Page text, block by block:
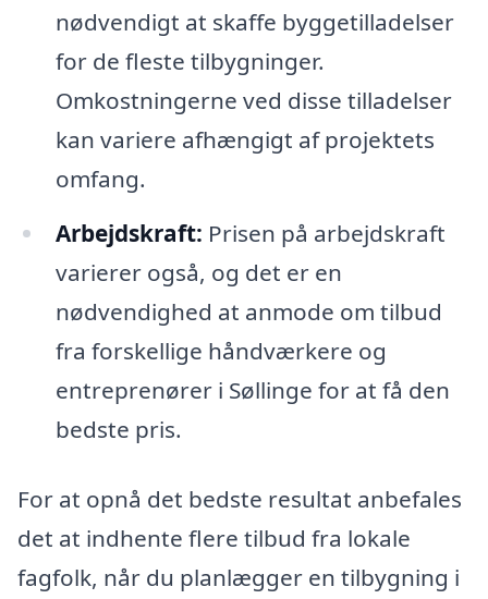
nødvendigt at skaffe byggetilladelser
for de fleste tilbygninger.
Omkostningerne ved disse tilladelser
kan variere afhængigt af projektets
omfang.
Arbejdskraft: Prisen på arbejdskraft
varierer også, og det er en
nødvendighed at anmode om tilbud
fra forskellige håndværkere og
entreprenører i Søllinge for at få den
bedste pris.
For at opnå det bedste resultat anbefales
det at indhente flere tilbud fra lokale
fagfolk, når du planlægger en tilbygning i